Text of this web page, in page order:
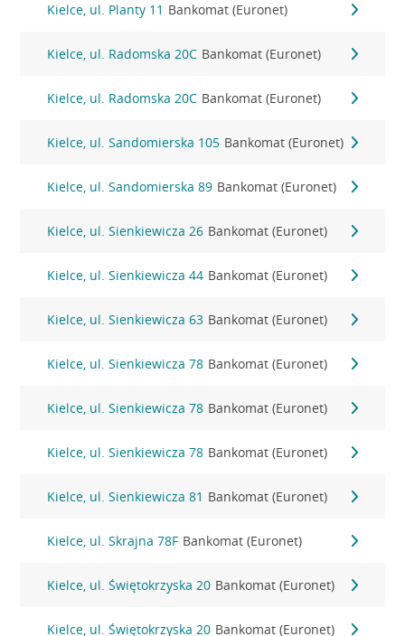
Kielce, ul. Planty 11 Bankomat (Euronet)
Kielce, ul. Radomska 20C Bankomat (Euronet)
Kielce, ul. Radomska 20C Bankomat (Euronet)
Kielce, ul. Sandomierska 105 Bankomat (Euronet)
Kielce, ul. Sandomierska 89 Bankomat (Euronet)
Kielce, ul. Sienkiewicza 26 Bankomat (Euronet)
Kielce, ul. Sienkiewicza 44 Bankomat (Euronet)
Kielce, ul. Sienkiewicza 63 Bankomat (Euronet)
Kielce, ul. Sienkiewicza 78 Bankomat (Euronet)
Kielce, ul. Sienkiewicza 78 Bankomat (Euronet)
Kielce, ul. Sienkiewicza 78 Bankomat (Euronet)
Kielce, ul. Sienkiewicza 81 Bankomat (Euronet)
Kielce, ul. Skrajna 78F Bankomat (Euronet)
Kielce, ul. Świętokrzyska 20 Bankomat (Euronet)
Kielce, ul. Świętokrzyska 20 Bankomat (Euronet)